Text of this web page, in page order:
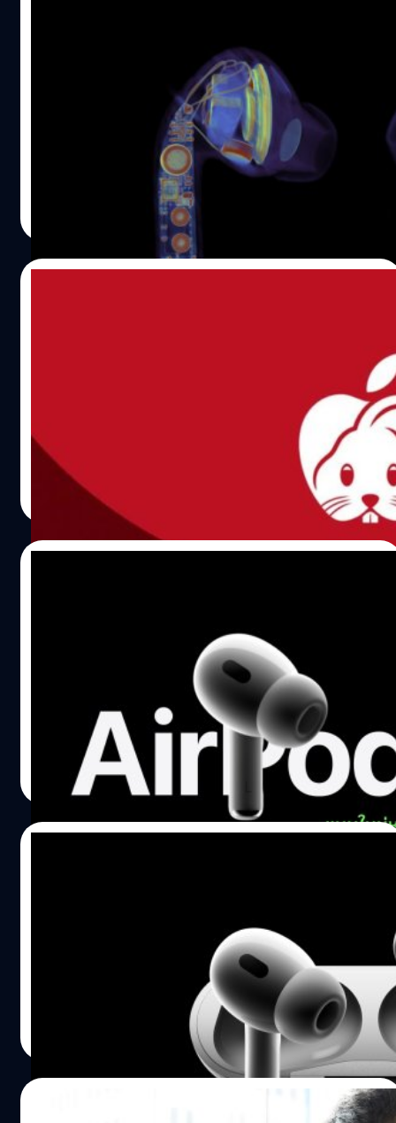
Pro ของแท้ และของปลอมต่างกันขนาดไหน?
เป็นที่รู้อย่างดีว่าผลิตภัณฑ์ของ Apple ได้รับการออกแบบมา
เป็นอย่างดีทั้งภายนอก และวงจรภายในตัวเครื่อง ในวันนี้ทาง
Lumafield ได้เผยแพร่ภาพ CT สแกนวงจรภายใน AirPods
Pro ของแท้ และของปลอมให้ดู
| 1005 days ago
เป็นธรรมเนียมของ Apple ที่จะมีการเปิดตัวสินค้ารุ่นลิมิเต็ด
โดยในปี 2023 ที่กำลังจะมาถึงนี้ Apple ได้เปิดตัว AirPods
Pro 2 ที่มาพร้อมสัญลักษณ์กระต่ายที่แสดงถึงปีเถาะ หรือปี
กระต่ายจีน โดยจะวางขายในร้านค้าที่ประเทศจีน ไต้หวัน
ฮ่องกง และมาเก๊า
ภควัต ขจิตวิชยานุกูล
Read More
วันนี้ AirPods Pro 2 เริ่มส่งถึงมือของลูกค้าหลายคนแล้ว ซึ่งใน
วันเดียวกันนั้นเอง Apple ก็ได้ออกมาอธิบายเพิ่มเติมว่าทำไม
จุกหูฟังของ AirPods Pro 2 จึงไม่สามารถใช้งานกับ AirPods
Pro รุ่นแรกได้ Apple ได้อัปเดตหน้าเว็บใหม่ ระบุว่า "จุกหูฟัง
ถูกออกแบบมาให้ใช้งานในรุ่นเฉพาะของ AirPods Pro เอง
เพื่อมอบประสบการณ์เสียงที่ตรงที่สุด ด้วยเหตุนี้ ให้ใช้จุกหูฟัง
ที่มาพร้อมกับ AirPods Pro ที่ซื้อมา โดยจุกหูฟังของ AirPods
Pro 1 จะมีตาข่ายที่หนากว่า AirPods Pro 2 อย่างชัดเจน" แต่
เดี๋ยวก่อน แม้ว่าในส่วนของตาข่ายจะมีความแตกต่างกัน แต่ผู้
วัชรกุล พัฒนาประทีป | 1416 days ago
Read More
นอกจากที่จะมีการเปิดตัว iPhone 14 ในงานเปิดตัว Apple
Event วันนี้แล้วนั้น วันนี้ (8 กันยายน) แอปเปิ้ล (Apple) ยังได้มี
การประกาศเปิดตัว AirPods Pro รุ่นที่ 2 โดยจะใช้ชิปเซ็ตใหม่
อย่าง H2 ปลดล็อกความสามารถเพิ่มเติมในหลาย ๆ ด้วย โดย
เฉพาะการตัดเสียงรบกวนภายนอก และระบบเสียงตาม
ตำแหน่งที่จะมอบประสบการณ์ให้ผู้ใช้รู้สึกเสมือนอยู่ในสถาน
| 1431 days ago